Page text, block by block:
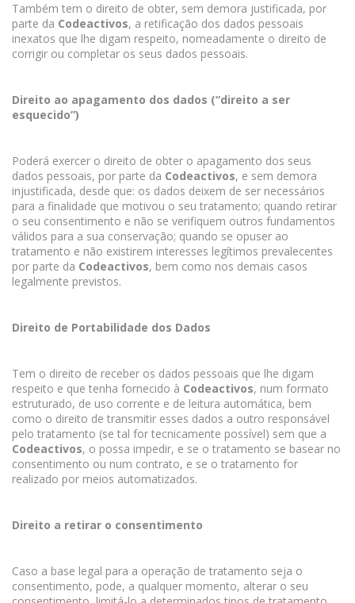
Também tem o direito de obter, sem demora justificada, por
parte da Codeactivos, a retificação dos dados pessoais
inexatos que lhe digam respeito, nomeadamente o direito de
corrigir ou completar os seus dados pessoais.
Direito ao apagamento dos dados (“direito a ser
esquecido”)
Poderá exercer o direito de obter o apagamento dos seus
dados pessoais, por parte da Codeactivos, e sem demora
injustificada, desde que: os dados deixem de ser necessários
para a finalidade que motivou o seu tratamento; quando retirar
o seu consentimento e não se verifiquem outros fundamentos
válidos para a sua conservação; quando se opuser ao
tratamento e não existirem interesses legítimos prevalecentes
por parte da Codeactivos, bem como nos demais casos
legalmente previstos.
Direito de Portabilidade dos Dados
Tem o direito de receber os dados pessoais que lhe digam
respeito e que tenha fornecido à Codeactivos, num formato
estruturado, de uso corrente e de leitura automática, bem
como o direito de transmitir esses dados a outro responsável
pelo tratamento (se tal for tecnicamente possível) sem que a
Codeactivos, o possa impedir, e se o tratamento se basear no
consentimento ou num contrato, e se o tratamento for
realizado por meios automatizados.
Direito a retirar o consentimento
Caso a base legal para a operação de tratamento seja o
consentimento, pode, a qualquer momento, alterar o seu